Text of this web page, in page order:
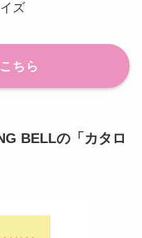
ズ
ちら
BELLの「カタロ